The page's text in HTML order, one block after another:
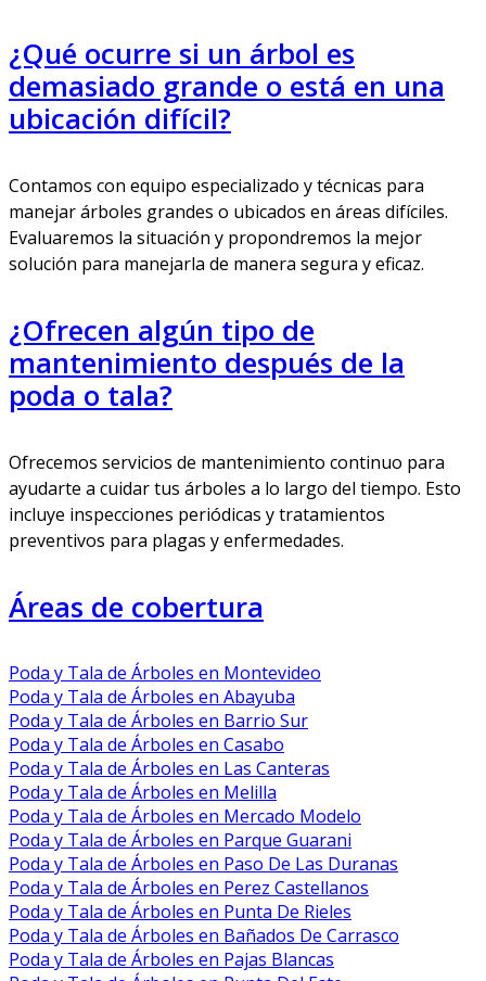
¿Qué ocurre si un árbol es
demasiado grande o está en una
ubicación difícil?
Contamos con equipo especializado y técnicas para
manejar árboles grandes o ubicados en áreas difíciles.
Evaluaremos la situación y propondremos la mejor
solución para manejarla de manera segura y eficaz.
¿Ofrecen algún tipo de
mantenimiento después de la
poda o tala?
Ofrecemos servicios de mantenimiento continuo para
ayudarte a cuidar tus árboles a lo largo del tiempo. Esto
incluye inspecciones periódicas y tratamientos
preventivos para plagas y enfermedades.
Áreas de cobertura
Poda y Tala de Árboles en Montevideo
Poda y Tala de Árboles en Abayuba
Poda y Tala de Árboles en Barrio Sur
Poda y Tala de Árboles en Casabo
Poda y Tala de Árboles en Las Canteras
Poda y Tala de Árboles en Melilla
Poda y Tala de Árboles en Mercado Modelo
Poda y Tala de Árboles en Parque Guarani
Poda y Tala de Árboles en Paso De Las Duranas
Poda y Tala de Árboles en Perez Castellanos
Poda y Tala de Árboles en Punta De Rieles
Poda y Tala de Árboles en Bañados De Carrasco
Poda y Tala de Árboles en Pajas Blancas